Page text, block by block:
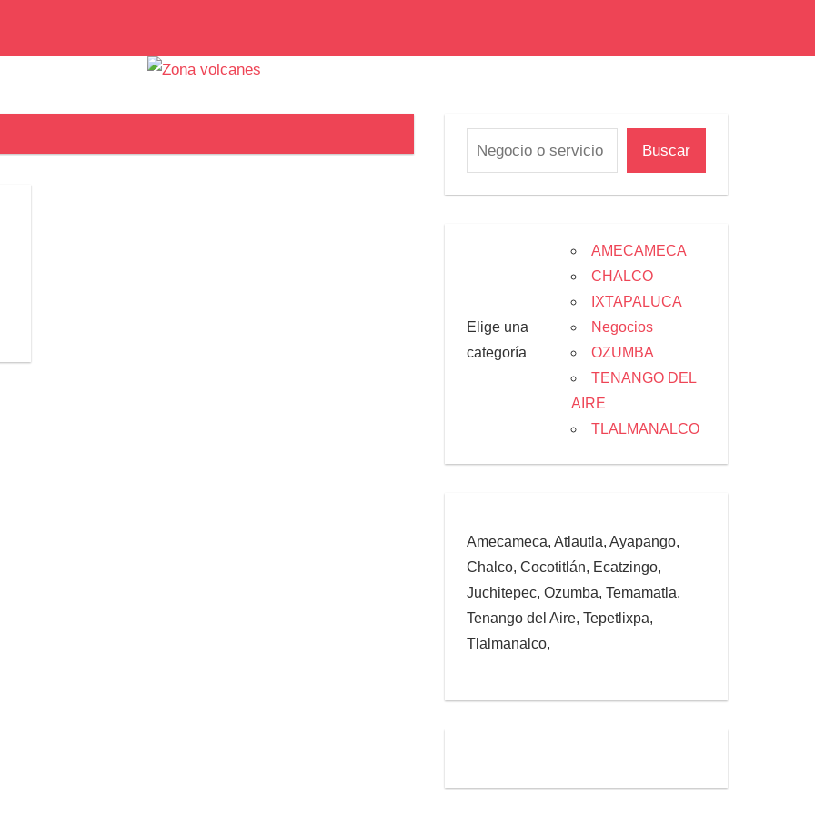
Buscar
Elige una
categoría
AMECAMECA
CHALCO
IXTAPALUCA
Negocios
OZUMBA
TENANGO DEL
AIRE
TLALMANALCO
Amecameca, Atlautla, Ayapango,
Chalco, Cocotitlán, Ecatzingo,
Juchitepec, Ozumba, Temamatla,
Tenango del Aire, Tepetlixpa,
Tlalmanalco,